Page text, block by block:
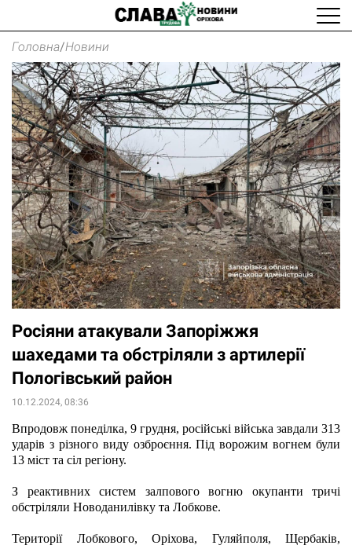
Головна/Новини
Росіяни атакували Запоріжжя
шахедами та обстріляли з артилерії
Пологівський район
10.12.2024, 08:36
Впродовж понеділка, 9 грудня, російські війська завдали 313
ударів з різного виду озброєння. Під ворожим вогнем були
13 міст та сіл регіону.
З реактивних систем залпового вогню окупанти тричі
обстріляли Новоданилівку та Лобкове.
Території Лобкового, Оріхова, Гуляйполя, Щербаків,